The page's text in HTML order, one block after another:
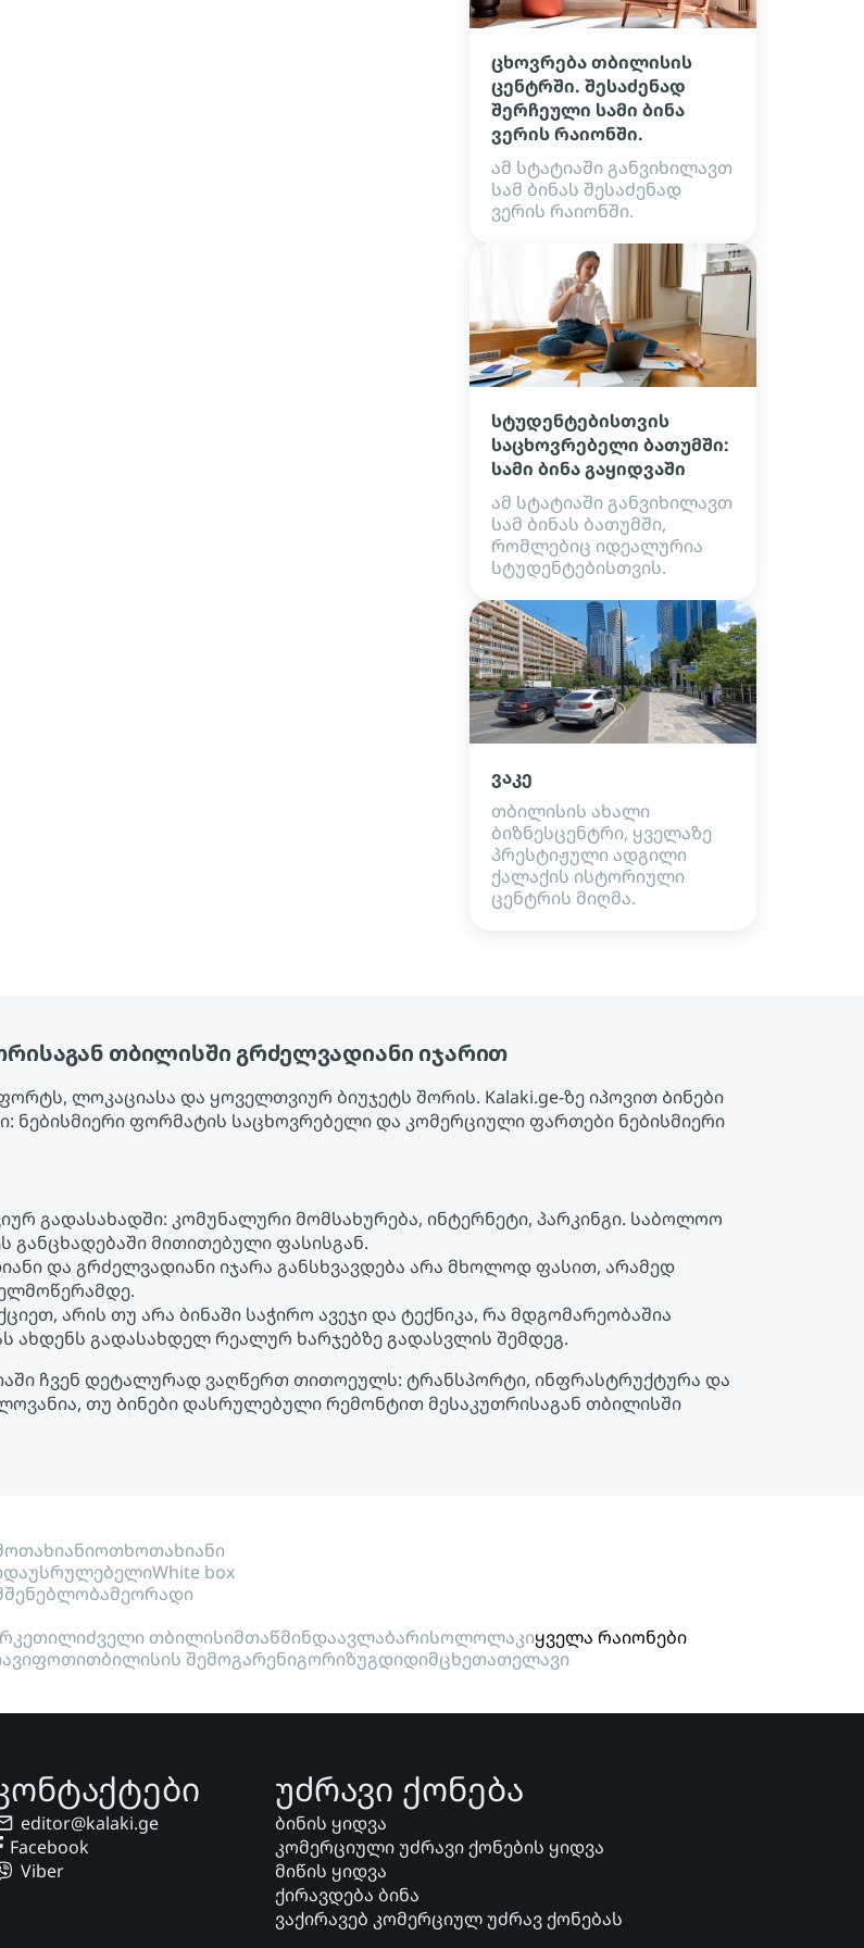
ცხოვრება თბილისის
ცენტრში. შესაძენად
შერჩეული სამი ბინა
ვერის რაიონში.
ამ სტატიაში განვიხილავთ
სამ ბინას შესაძენად
ვერის რაიონში.
სტუდენტებისთვის
საცხოვრებელი ბათუმში:
სამი ბინა გაყიდვაში
ამ სტატიაში განვიხილავთ
სამ ბინას ბათუმში,
რომლებიც იდეალურია
სტუდენტებისთვის.
ვაკე
თბილისის ახალი
ბიზნესცენტრი, ყველაზე
პრესტიჟული ადგილი
ქალაქის ისტორიული
ცენტრის მიღმა.
თბილისში გრძელვადიანი იჯარით
ლოკაციასა და ყოველთვიურ ბიუჯეტს შორის. Kalaki.ge-ზე იპოვით Ბინები
ფორმატის საცხოვრებელი და კომერციული ფართები ნებისმიერი
გადასახადში: კომუნალური მომსახურება, ინტერნეტი, პარკინგი. საბოლოო
განცხადებაში მითითებული ფასისგან.
და გრძელვადიანი იჯარა განსხვავდება არა მხოლოდ ფასით, არამედ
არის თუ არა ბინაში საჭირო ავეჯი და ტექნიკა, რა მდგომარეობაშია
ახდენს გადასახდელ რეალურ ხარჯებზე გადასვლის შემდეგ.
ჩვენ დეტალურად ვაღწერთ თითოეულს: ტრანსპორტი, ინფრასტრუქტურა და
თუ Ბინები დასრულებული რემონტით მესაკუთრისაგან თბილისში
ოთხოთახიანი
დაუსრულებელიWhite box
მეორადი
ძველი თბილისიმთაწმინდაავლაბარისოლოლაკიყველა რაიონები
ფოთითბილისის შემოგარენიგორიზუგდიდიმცხეთათელავი
editor@kalaki.ge
Facebook
Viber
უძრავი ქონება
ბინის ყიდვა
კომერციული უძრავი ქონების ყიდვა
მიწის ყიდვა
ქირავდება ბინა
ვაქირავებ კომერციულ უძრავ ქონებას